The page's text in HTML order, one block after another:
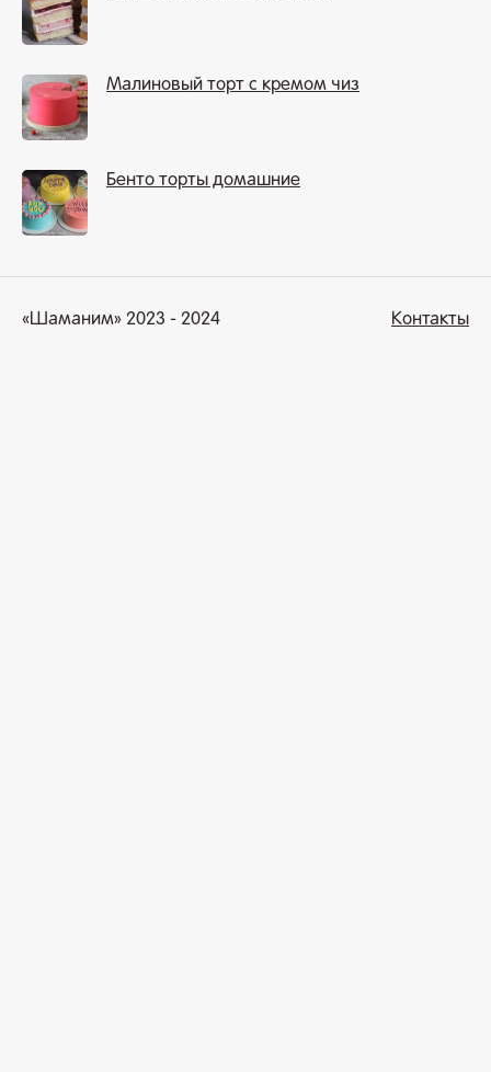
Малиновый торт с кремом чиз
Бенто торты домашние
«Шаманим» 2023 - 2024 Контакты